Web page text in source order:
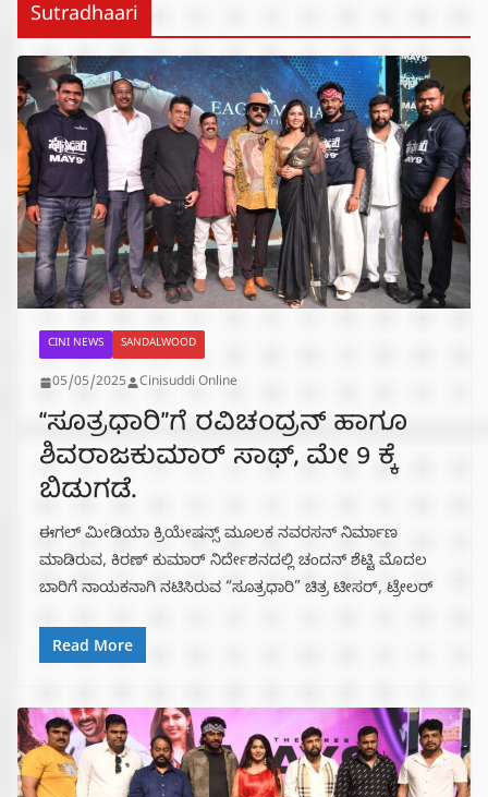
Sutradhaari
CINI NEWS SANDALWOOD
05/05/2025 Cinisuddi Online
“ಸೂತ್ರಧಾರಿ”ಗೆ ರವಿಚಂದ್ರನ್ ಹಾಗೂ
ಶಿವರಾಜಕುಮಾರ್ ಸಾಥ್, ಮೇ 9 ಕ್ಕೆ
ಬಿಡುಗಡೆ.
ಈಗಲ್ ಮೀಡಿಯಾ ಕ್ರಿಯೇಷನ್ಸ್ ಮೂಲಕ ನವರಸನ್‌ ನಿರ್ಮಾಣ‌
ಮಾಡಿರುವ,‌ ಕಿರಣ್ ಕುಮಾರ್ ನಿರ್ದೇಶನದಲ್ಲಿ ಚಂದನ್ ಶೆಟ್ಟಿ ಮೊದಲ
ಬಾರಿಗೆ ನಾಯಕನಾಗಿ ನಟಿಸಿರುವ “ಸೂತ್ರಧಾರಿ” ಚಿತ್ರ ಟೀಸರ್, ಟ್ರೇಲರ್
Read More